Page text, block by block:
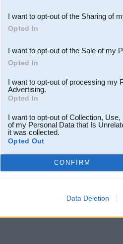
Downstream Participants
third parties.
I want to opt-out of the Sharing of
Opted In
I want to opt-out of the Sale of my
Opted In
I want to opt-out of processing my
Advertising.
Opted In
I want to opt-out of Collection,
of my Personal Data that Is
it was collected.
Opted Out
CONFIRM
Data Deletion